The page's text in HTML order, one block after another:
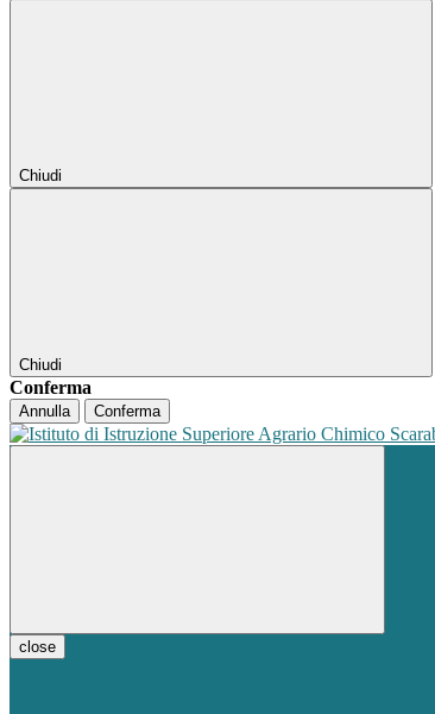
Chiudi
Chiudi
Conferma
Annulla Conferma
close